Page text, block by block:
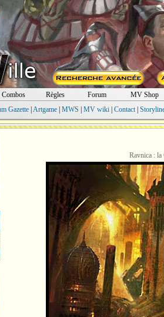
Combos Règles Forum
MV Shop
Gazette| Artgame| MWS MV wiki| Contact|
Ravnica :